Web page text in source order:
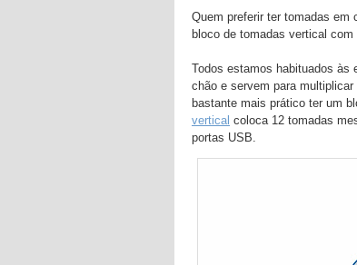
Quem preferir ter tomadas
bloco de tomadas vertical com
Todos estamos habituados às
chão e servem para
bastante mais prático ter um
vertical coloca 12 tomadas
portas USB.